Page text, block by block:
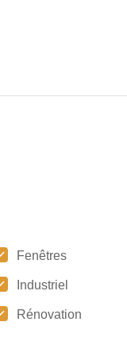
Fenêtres
Industriel
Rénovation